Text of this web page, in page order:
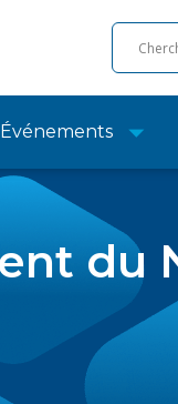
Événements
du